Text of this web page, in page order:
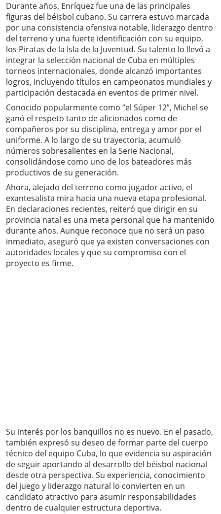
Durante años, Enríquez fue una de las principales
figuras del béisbol cubano. Su carrera estuvo marcada
por una consistencia ofensiva notable, liderazgo dentro
del terreno y una fuerte identificación con su equipo,
los Piratas de la Isla de la Juventud. Su talento lo llevó a
integrar la selección nacional de Cuba en múltiples
torneos internacionales, donde alcanzó importantes
logros, incluyendo títulos en campeonatos mundiales y
participación destacada en eventos de primer nivel.
Conocido popularmente como “el Súper 12”, Michel se
ganó el respeto tanto de aficionados como de
compañeros por su disciplina, entrega y amor por el
uniforme. A lo largo de su trayectoria, acumuló
números sobresalientes en la Serie Nacional,
consolidándose como uno de los bateadores más
productivos de su generación.
Ahora, alejado del terreno como jugador activo, el
exantesalista mira hacia una nueva etapa profesional.
En declaraciones recientes, reiteró que dirigir en su
provincia natal es una meta personal que ha mantenido
durante años. Aunque reconoce que no será un paso
inmediato, aseguró que ya existen conversaciones con
autoridades locales y que su compromiso con el
proyecto es firme.
Su interés por los banquillos no es nuevo. En el pasado,
también expresó su deseo de formar parte del cuerpo
técnico del equipo Cuba, lo que evidencia su aspiración
de seguir aportando al desarrollo del béisbol nacional
desde otra perspectiva. Su experiencia, conocimiento
del juego y liderazgo natural lo convierten en un
candidato atractivo para asumir responsabilidades
dentro de cualquier estructura deportiva.